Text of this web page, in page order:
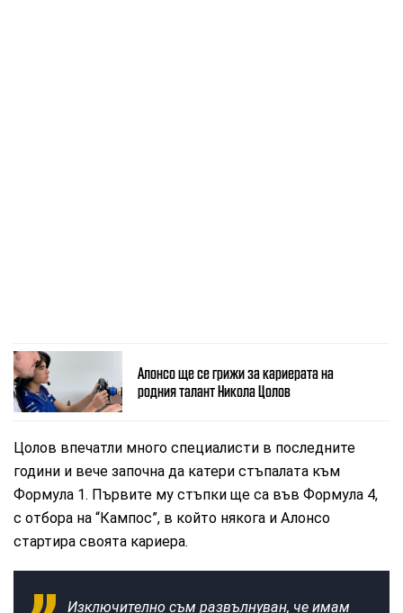
Алонсо ще се грижи за кариерата на
родния талант Никола Цолов
Цолов впечатли много специалисти в последните
години и вече започна да катери стъпалата към
Формула 1. Първите му стъпки ще са във Формула 4,
с отбора на “Кампос”, в който някога и Алонсо
стартира своята кариера.
Изключително съм развълнуван, че имам